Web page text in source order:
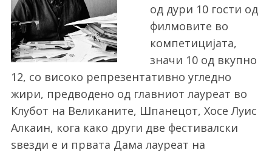
од дури 10 гости од
филмовите во
компетицијата,
значи 10 од вкупно
12, со високо репрезентативно угледно
жири, предводено од главниот лауреат во
Клубот на Великаните, Шпанецот, Хосе Луис
Алкаин, кога како други две фестивалски
sвезди е и првата Дама лауреат на